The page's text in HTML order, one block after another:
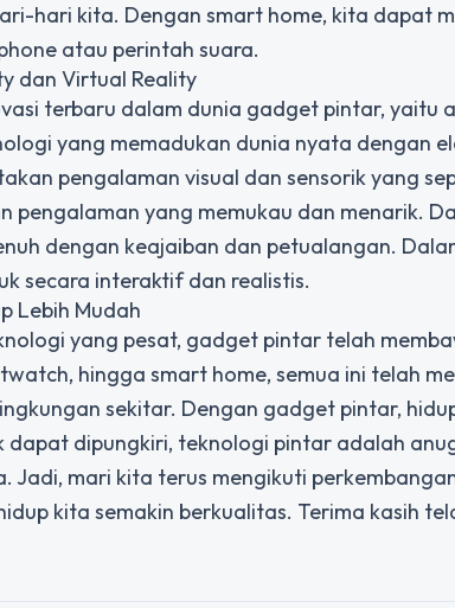
hari kita. Dengan smart home, kita dapat
atau perintah suara.
dan Virtual Reality
terbaru dalam dunia gadget pintar, yaitu
yang memadukan dunia nyata dengan
pengalaman visual dan sensorik yang
pengalaman yang memukau dan menarik.
dengan keajaiban dan petualangan.
secara interaktif dan realistis.
Lebih Mudah
yang pesat, gadget pintar telah
hingga smart home, semua ini telah
sekitar. Dengan gadget pintar,
dapat dipungkiri, teknologi pintar adalah
Jadi, mari kita terus mengikuti
kita semakin berkualitas. Terima kasih